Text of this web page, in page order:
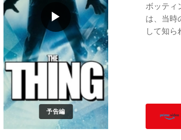
予告編
▶
ボッティ
は、当時
して知ら